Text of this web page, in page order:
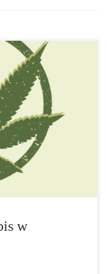
z cannabis w
z najczęstszych
Według
dorosłych
zaburzenia […]
w